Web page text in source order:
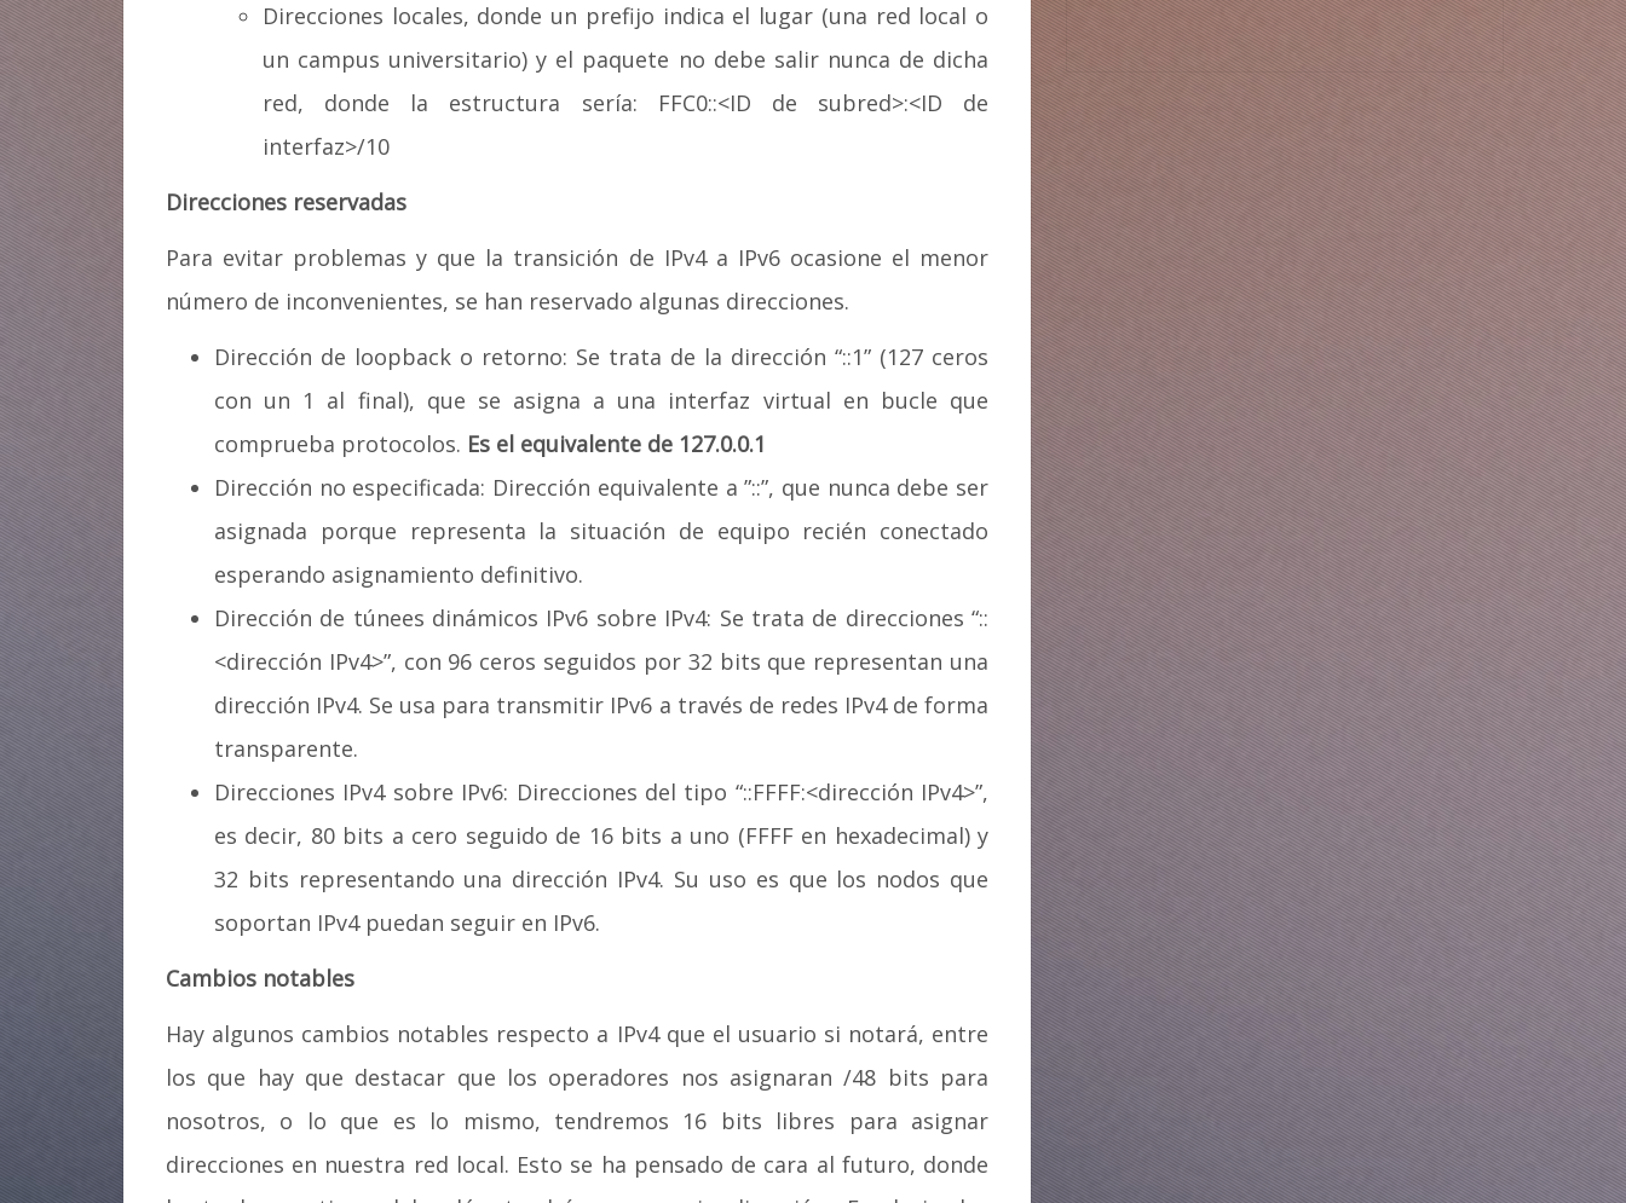
Direcciones locales, donde un prefijo indica el lugar (una red local o
un campus universitario) y el paquete no debe salir nunca de dicha
red, donde la estructura sería: FFC0::<ID de subred>:<ID de
interfaz>/10
Direcciones reservadas
Para evitar problemas y que la transición de IPv4 a IPv6 ocasione el menor
número de inconvenientes, se han reservado algunas direcciones.
Dirección de loopback o retorno: Se trata de la dirección “::1” (127 ceros
con un 1 al final), que se asigna a una interfaz virtual en bucle que
comprueba protocolos. Es el equivalente de 127.0.0.1
Dirección no especificada: Dirección equivalente a ”::”, que nunca debe ser
asignada porque representa la situación de equipo recién conectado
esperando asignamiento definitivo.
Dirección de túnees dinámicos IPv6 sobre IPv4: Se trata de direcciones “::
<dirección IPv4>”, con 96 ceros seguidos por 32 bits que representan una
dirección IPv4. Se usa para transmitir IPv6 a través de redes IPv4 de forma
transparente.
Direcciones IPv4 sobre IPv6: Direcciones del tipo “::FFFF:<dirección IPv4>”,
es decir, 80 bits a cero seguido de 16 bits a uno (FFFF en hexadecimal) y
32 bits representando una dirección IPv4. Su uso es que los nodos que
soportan IPv4 puedan seguir en IPv6.
Cambios notables
Hay algunos cambios notables respecto a IPv4 que el usuario si notará, entre
los que hay que destacar que los operadores nos asignaran /48 bits para
nosotros, o lo que es lo mismo, tendremos 16 bits libres para asignar
direcciones en nuestra red local. Esto se ha pensado de cara al futuro, donde